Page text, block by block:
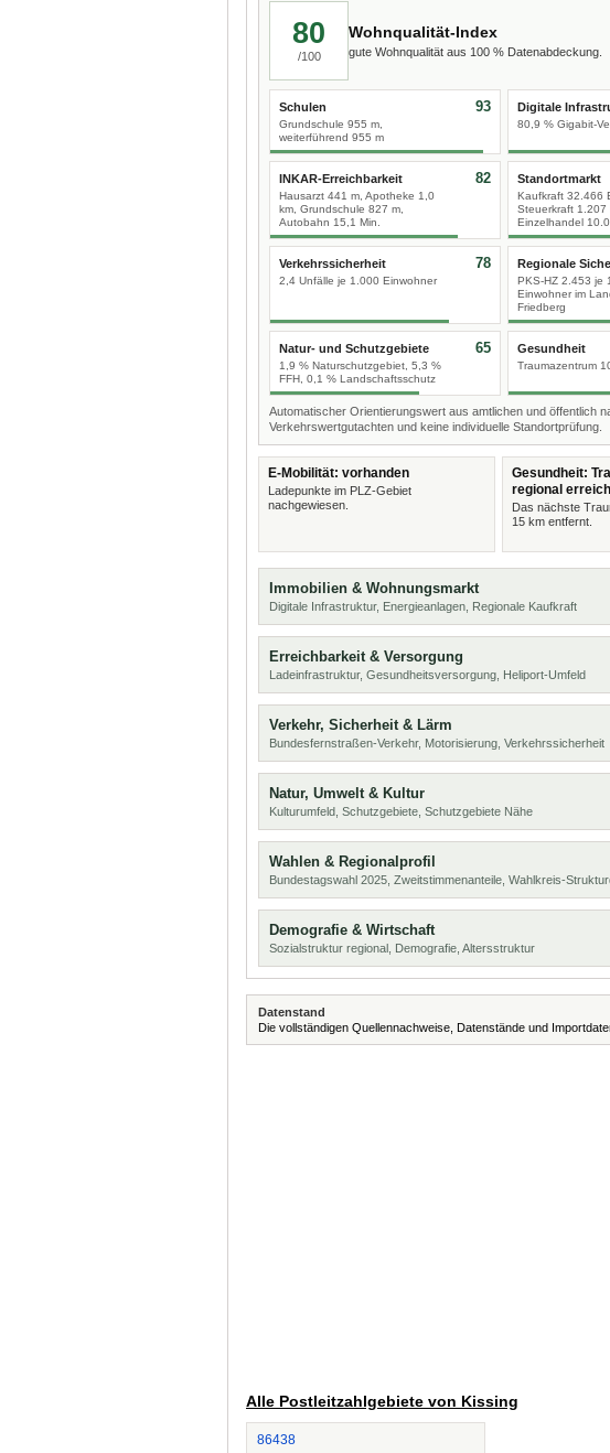
80
/100
Wohnqualität-Index
gute Wohnqualität aus 100 % Datenabdeckung.
Schulen
Grundschule 955 m,
weiterführend 955 m
93 Digitale
80,9 % Gigabit-
INKAR-Erreichbarkeit
Hausarzt 441 m, Apotheke 1,0
km, Grundschule 827 m,
Autobahn 15,1 Min.
82 Standortmarkt
Kaufkraft 32.466
Steuerkraft 1.207
Einzelhandel
Verkehrssicherheit
2,4 Unfälle je 1.000 Einwohner
78 Regionale
PKS-HZ 2.453 je
Einwohner im
Friedberg
Natur- und Schutzgebiete
1,9 % Naturschutzgebiet, 5,3 %
FFH, 0,1 % Landschaftsschutz
65 Gesundheit
Traumazentrum
Automatischer Orientierungswert aus amtlichen und öffentlich
Verkehrswertgutachten und keine individuelle Standortprüfung.
E-Mobilität: vorhanden
Ladepunkte im PLZ-Gebiet
nachgewiesen.
Gesundheit:
regional
Das nächste
15 km entfernt.
Immobilien & Wohnungsmarkt
Digitale Infrastruktur, Energieanlagen, Regionale Kaufkraft
Erreichbarkeit & Versorgung
Ladeinfrastruktur, Gesundheitsversorgung, Heliport-Umfeld
Verkehr, Sicherheit & Lärm
Bundesfernstraßen-Verkehr, Motorisierung, Verkehrssicherheit
Natur, Umwelt & Kultur
Kulturumfeld, Schutzgebiete, Schutzgebiete Nähe
Wahlen & Regionalprofil
Bundestagswahl 2025, Zweitstimmenanteile, Wahlkreis-
Demografie & Wirtschaft
Sozialstruktur regional, Demografie, Altersstruktur
Datenstand
Die vollständigen Quellennachweise, Datenstände und
Alle Postleitzahlgebiete von Kissing
86438